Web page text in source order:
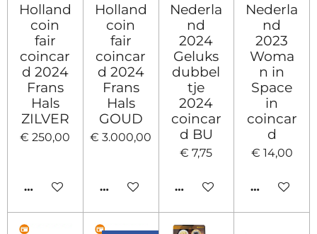
Holland
coin
fair
coincar
d 2024
Frans
Hals
ZILVER
€ 250,00
HOUD MIJ OP DE HOOGTE
Holland
coin
fair
coincar
d 2024
Frans
Hals
GOUD
€ 3.000,00
IN WINKELWAGEN
Nederla
nd
2024
Geluks
dubbel
tje
2024
coincar
d BU
€ 7,75
HOUD MIJ OP DE
Nederla
nd
2023
Woma
n in
Space
in
coincar
d
€ 14,00
HOUD MIJ